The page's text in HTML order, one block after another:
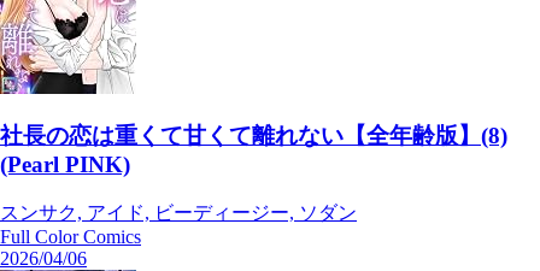
社長の恋は重くて甘くて離れない【全年齢版】(8)
(Pearl PINK)
スンサク, アイド, ビーディージー, ソダン
Full Color Comics
2026/04/06